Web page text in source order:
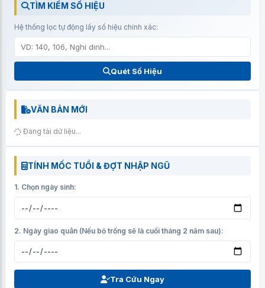
TÌM KIẾM SỐ HIỆU
Hệ thống lọc tự động lấy số hiệu chính xác:
Quét Số Hiệu
VĂN BẢN MỚI
Đang tải dữ liệu...
TÍNH MỐC TUỔI & ĐỢT NHẬP NGŨ
1. Chọn ngày sinh:
2. Ngày giao quân (Nếu bỏ trống sẽ là cuối tháng 2 năm sau):
Tra Cứu Ngay